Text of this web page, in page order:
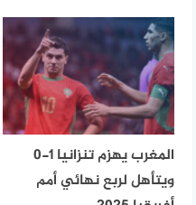
المغرب يهزم تنزانيا 1-0
ويتأهل لربع نهائي أمم